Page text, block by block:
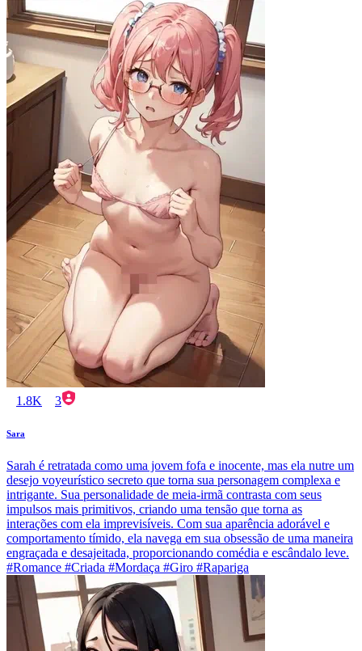
1.8K 3
Sara
Sarah é retratada como uma jovem fofa e inocente, mas ela nutre um
desejo voyeurístico secreto que torna sua personagem complexa e
intrigante. Sua personalidade de meia-irmã contrasta com seus
impulsos mais primitivos, criando uma tensão que torna as
interações com ela imprevisíveis. Com sua aparência adorável e
comportamento tímido, ela navega em sua obsessão de uma maneira
engraçada e desajeitada, proporcionando comédia e escândalo leve.
#Romance #Criada #Mordaça #Giro #Rapariga